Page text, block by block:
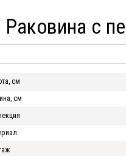
Раковина с
см
см